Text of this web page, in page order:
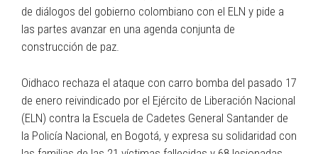
de diálogos del gobierno colombiano con el ELN y pide a
las partes avanzar en una agenda conjunta de
construcción de paz.
Oidhaco rechaza el ataque con carro bomba del pasado 17
de enero reivindicado por el Ejército de Liberación Nacional
(ELN) contra la Escuela de Cadetes General Santander de
la Policía Nacional, en Bogotá, y expresa su solidaridad con